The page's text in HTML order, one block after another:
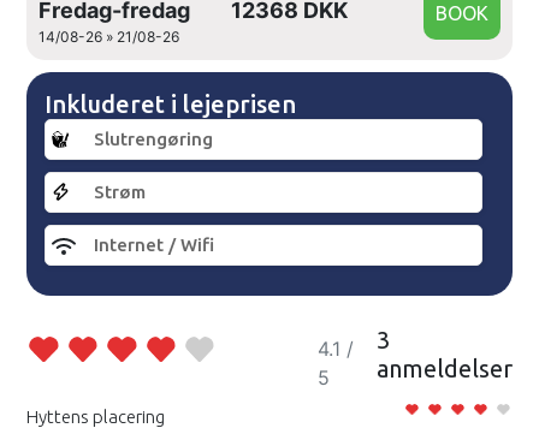
Fredag-fredag
14/08-26 » 21/08-26
12368 DKK
Inkluderet i lejeprisen
Slutrengøring
Strøm
Internet / Wifi
4.1 /
5
3
anmeldelser
Hyttens placering